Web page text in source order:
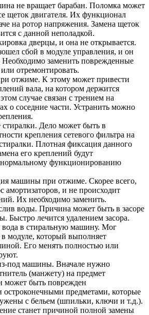
не вращает барабан. Поломка может
щеток двигателя. Их функционал
на ротор напряжения. Замена щеток
с данной неполадкой.
дверцы, и она не открывается.
сбой в модуле управления, и он
заменить поврежденные
отремонтировать.
отжиме. К этому может привести
вала, на котором держится
случае связан с трением на
о соседние части. Устранить можно
стиралки. Дело может быть в
крепления сетевого фильтра на
Плотная фиксация данного
его креплений будут
нормальному функционированию
машины при отжиме. Скорее всего,
амортизаторов, и не происходит
Их необходимо заменить.
воды. Причина может быть в засоре
Быстро лечится удалением засора.
вода в стиральную машину. Мог
модуле, который выполняет
Его менять полностью или
под машины. Вначале нужно
(манжету) на предмет
может быть поврежден
остроконечными предметами, которые
с бельем (шпильки, ключи и т.д.).
станет причиной полной замены